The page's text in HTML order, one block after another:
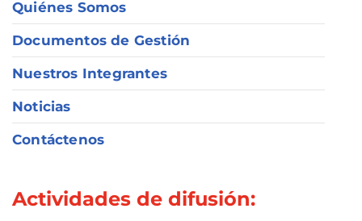
Quiénes Somos
Documentos de Gestión
Nuestros Integrantes
Noticias
Contáctenos
Actividades de difusión: